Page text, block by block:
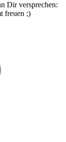
Dir versprechen:
freuen ;)